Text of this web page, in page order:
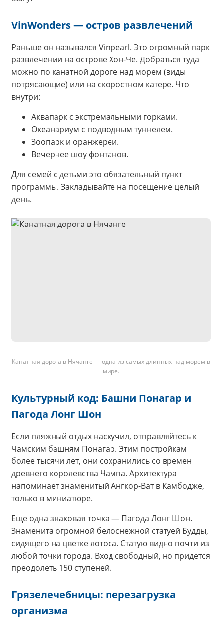
VinWonders — остров развлечений
Раньше он назывался Vinpearl. Это огромный парк
развлечений на острове Хон-Че. Добраться туда
можно по канатной дороге над морем (виды
потрясающие) или на скоростном катере. Что
внутри:
Аквапарк с экстремальными горками.
Океанариум с подводным туннелем.
Зоопарк и оранжереи.
Вечернее шоу фонтанов.
Для семей с детьми это обязательный пункт
программы. Закладывайте на посещение целый
день.
Канатная дорога в Нячанге — одна из самых длинных над морем в
мире.
Культурный код: Башни Понагар и
Пагода Лонг Шон
Если пляжный отдых наскучил, отправляйтесь к
Чамским башням Понагар. Этим постройкам
более тысячи лет, они сохранились со времен
древнего королевства Чампа. Архитектура
напоминает знаменитый Ангкор-Ват в Камбодже,
только в миниатюре.
Еще одна знаковая точка — Пагода Лонг Шон.
Знаменита огромной белоснежной статуей Будды,
сидящего на цветке лотоса. Статую видно почти из
любой точки города. Вход свободный, но придется
преодолеть 150 ступеней.
Грязелечебницы: перезагрузка
организма